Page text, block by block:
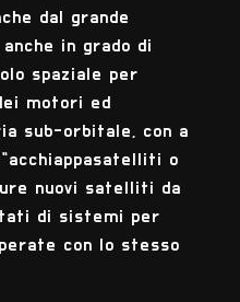
dal grande
in grado di
spaziale per
motori ed
sub-orbitale, con a
o
nuovi satelliti da
di sistemi per
con lo stesso